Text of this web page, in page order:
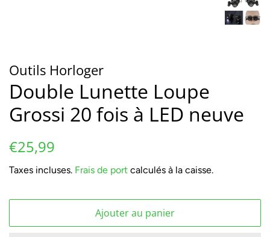
Outils Horloger
Double Lunette Loupe
Grossi 20 fois à LED neuve
Prix
€25,99
Taxes incluses. Frais de port calculés à la caisse.
Ajouter au panier